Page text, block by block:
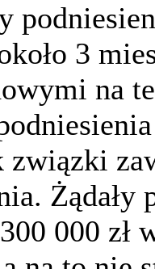
3
na
związki
000